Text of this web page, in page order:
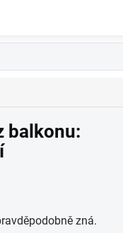
balkonu:
zná.